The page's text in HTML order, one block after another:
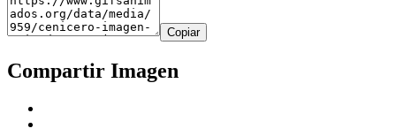
Copiar
Compartir Imagen